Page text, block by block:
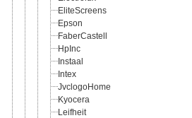
EliteScreens
Epson
FaberCastell
HpInc
Instaal
Intex
JvclogoHome
Kyocera
Leifheit